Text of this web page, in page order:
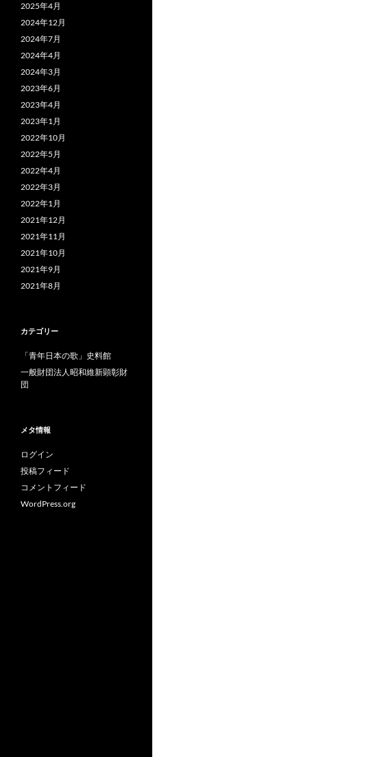
2025年4月
2024年12月
2024年7月
2024年4月
2024年3月
2023年6月
2023年4月
2023年1月
2022年10月
2022年5月
2022年4月
2022年3月
2022年1月
2021年12月
2021年11月
2021年10月
2021年9月
2021年8月
カテゴリー
「青年日本の歌」史料館
一般財団法人昭和維新顕彰財
団
メタ情報
ログイン
投稿フィード
コメントフィード
WordPress.org